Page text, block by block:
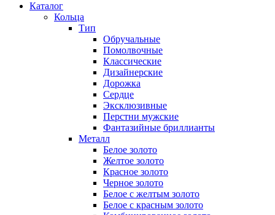
Каталог
Кольца
Тип
Обручальные
Помолвочные
Классические
Дизайнерские
Дорожка
Сердце
Эксклюзивные
Перстни мужские
Фантазийные бриллианты
Металл
Белое золото
Желтое золото
Красное золото
Черное золото
Белое с желтым золото
Белое с красным золото